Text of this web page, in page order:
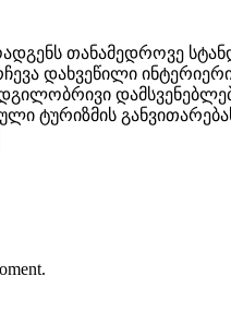
თანამედროვე
დახვეწილი
ტურიზმის